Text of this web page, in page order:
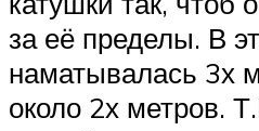
за её пределы. В
наматывалась 3х
около 2х метров.